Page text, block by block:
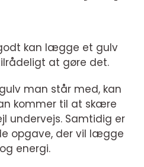
kan lægge et gulv
at gøre det.
man står med, kan
kommer til at skære
undervejs. Samtidig er
opgave, der vil lægge
energi.